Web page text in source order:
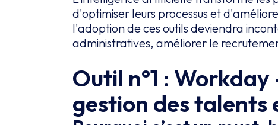
d'optimiser leurs processus et
l'adoption de ces outils deviendra
administratives, améliorer le
Outil n°1 :
gestion des talents